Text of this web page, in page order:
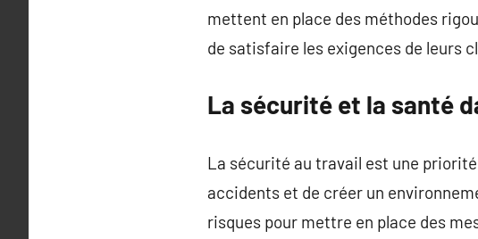
mettent en place des méthodes
de satisfaire les exigences de leurs
La sécurité et la santé
La sécurité au travail est une
accidents et de créer un
risques pour mettre en place des